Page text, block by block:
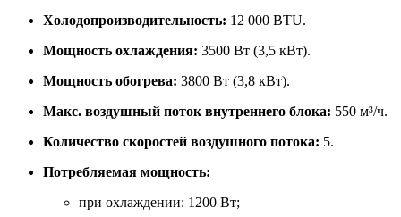
Холодопроизводительность: 12 000 BTU.
Мощность охлаждения: 3500 Вт (3,5 кВт).
Мощность обогрева: 3800 Вт (3,8 кВт).
Макс. воздушный поток внутреннего блока: 550 м³/ч.
Количество скоростей воздушного потока: 5.
Потребляемая мощность:
при охлаждении: 1200 Вт;